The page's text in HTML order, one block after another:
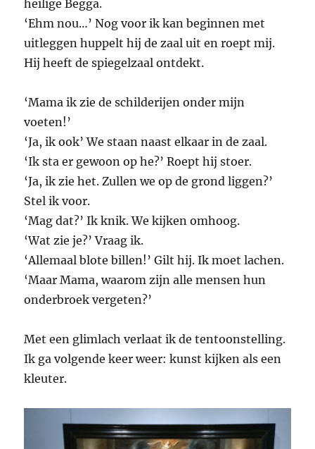
heilige Begga.
‘Ehm nou…’ Nog voor ik kan beginnen met
uitleggen huppelt hij de zaal uit en roept mij.
Hij heeft de spiegelzaal ontdekt.
‘Mama ik zie de schilderijen onder mijn
voeten!’
‘Ja, ik ook’ We staan naast elkaar in de zaal.
‘Ik sta er gewoon op he?’ Roept hij stoer.
‘Ja, ik zie het. Zullen we op de grond liggen?’
Stel ik voor.
‘Mag dat?’ Ik knik. We kijken omhoog.
‘Wat zie je?’ Vraag ik.
‘Allemaal blote billen!’ Gilt hij. Ik moet lachen.
‘Maar Mama, waarom zijn alle mensen hun
onderbroek vergeten?’
Met een glimlach verlaat ik de tentoonstelling.
Ik ga volgende keer weer: kunst kijken als een
kleuter.